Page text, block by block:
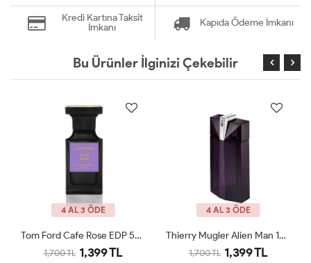
Kredi Kartına Taksit
İmkanı
Kapıda Ödeme İmkanı
Bu Ürünler İlginizi Çekebilir
4 AL 3 ÖDE
1,700 TL 1,399 TL
4 AL 3 ÖDE
1,399 TL